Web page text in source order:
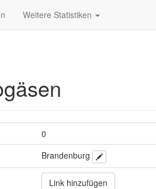
Weitere Statistiken
0
Brandenburg
Link hinzufügen